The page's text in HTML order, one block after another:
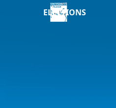
ELECTIONS